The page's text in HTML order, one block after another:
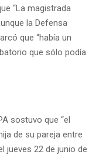
“La magistrada
la Defensa
que “había un
que sólo podía
sostuvo que “el
de su pareja entre
jueves 22 de junio de